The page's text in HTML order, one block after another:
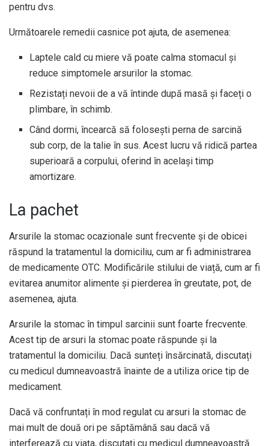
pentru dvs.
Următoarele remedii casnice pot ajuta, de asemenea:
Laptele cald cu miere vă poate calma stomacul și
reduce simptomele arsurilor la stomac.
Rezistați nevoii de a vă întinde după masă și faceți o
plimbare, în schimb.
Când dormi, încearcă să folosești perna de sarcină
sub corp, de la talie în sus. Acest lucru vă ridică partea
superioară a corpului, oferind în același timp
amortizare.
La pachet
Arsurile la stomac ocazionale sunt frecvente și de obicei
răspund la tratamentul la domiciliu, cum ar fi administrarea
de medicamente OTC. Modificările stilului de viață, cum ar fi
evitarea anumitor alimente și pierderea în greutate, pot, de
asemenea, ajuta.
Arsurile la stomac în timpul sarcinii sunt foarte frecvente.
Acest tip de arsuri la stomac poate răspunde și la
tratamentul la domiciliu. Dacă sunteți însărcinată, discutați
cu medicul dumneavoastră înainte de a utiliza orice tip de
medicament.
Dacă vă confruntați în mod regulat cu arsuri la stomac de
mai mult de două ori pe săptămână sau dacă vă
interferează cu viața, discutați cu medicul dumneavoastră.